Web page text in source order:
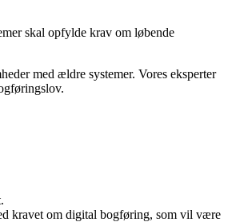
skal opfylde krav om løbende
med ældre systemer. Vores eksperter
kravet om digital bogføring, som vil være